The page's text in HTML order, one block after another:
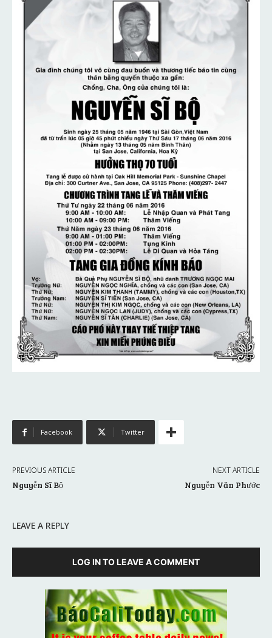
Facebook Twitter
PREVIOUS ARTICLE
Nguyễn Sĩ Bộ
NEXT ARTICLE
Nguyễn Văn Phước
LEAVE A REPLY
LOG IN TO LEAVE A COMMENT